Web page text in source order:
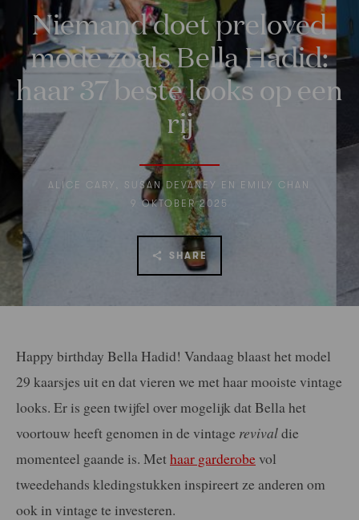
Niemand doet preloved
mode zoals Bella Hadid:
haar 37 beste looks op een
rij
ALICE CARY, SUSAN DEVANEY EN EMILY CHAN
9 OKTOBER 2025
SHARE
Happy birthday Bella Hadid! Vandaag blaast het model
29 kaarsjes uit en dat vieren we met haar mooiste vintage
looks. Er is geen twijfel over mogelijk dat Bella het
voortouw heeft genomen in de vintage revivaldie
momenteel gaande is. Methaar garderobevol
tweedehands kledingstukken inspireert ze anderen om
ook in vintage te investeren.